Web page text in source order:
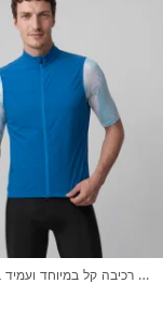
ווסט רכיבה קל במיוחד ועמיד ברוח לגברים